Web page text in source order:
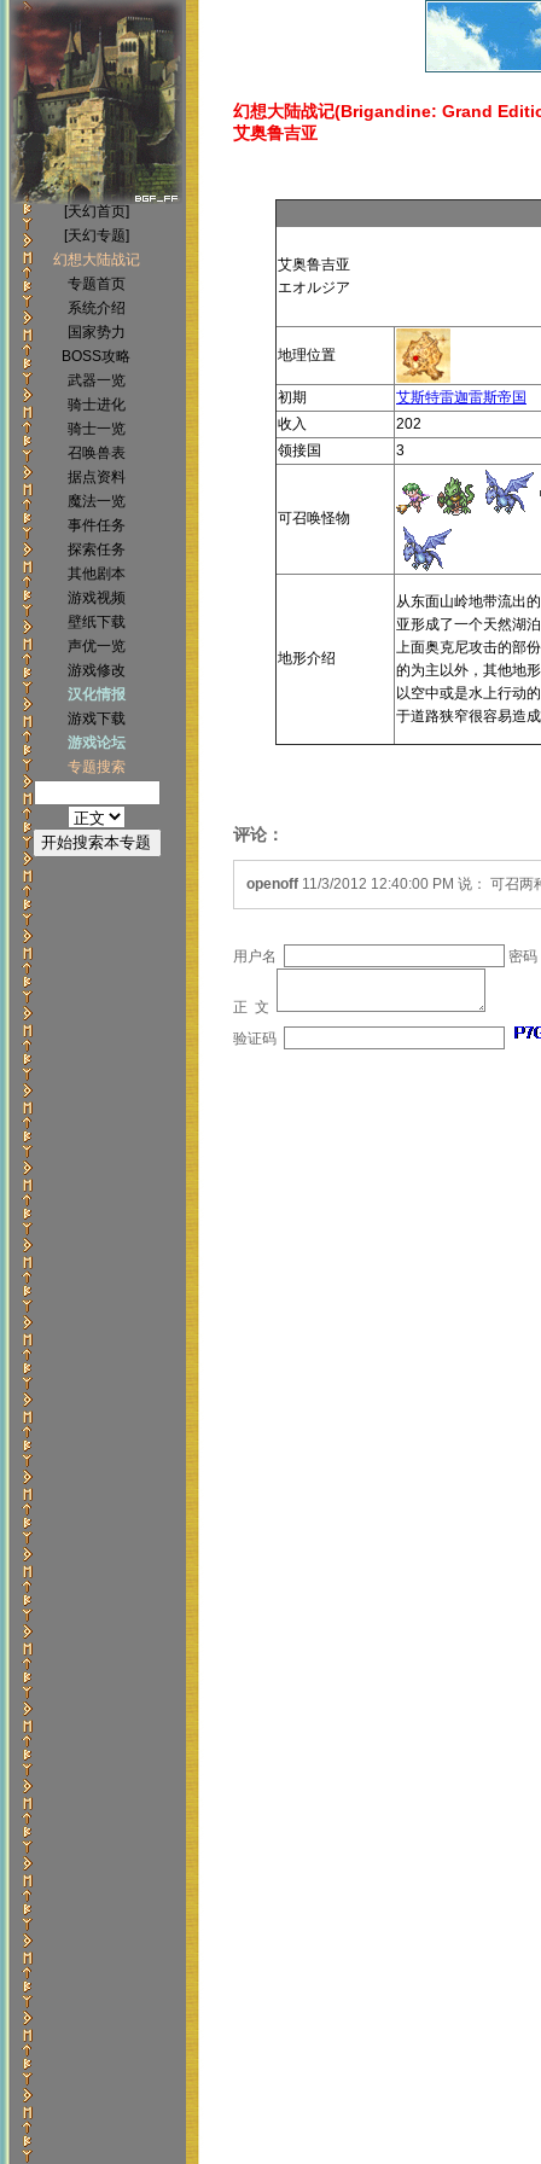
幻想大陆战记(Brigandine: Grand
艾奥鲁吉亚
艾奥鲁吉亚
エオルジア
地理位置
初期
艾斯特雷迦雷斯帝国
收入
202
领接国
3
可召唤怪物
地形介绍
从东面山岭地带流出
亚形成了一个天然湖
上面奥克尼攻击的部
的为主以外，其他地
以空中或是水上行动
于道路狭窄很容易造
评论：
openoff 11/3/2012 12:40:00 PM 说： 可召两
用户名 密码
正 文
验证码
[天幻首页]
[天幻专题]
幻想大陆战记
专题首页
系统介绍
国家势力
BOSS攻略
武器一览
骑士进化
骑士一览
召唤兽表
据点资料
魔法一览
事件任务
探索任务
其他剧本
游戏视频
壁纸下载
声优一览
游戏修改
汉化情报
游戏下载
游戏论坛
专题搜索